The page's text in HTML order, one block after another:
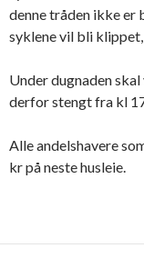
denne tråden ikke er
syklene vil bli
Under dugnaden
derfor stengt fra kl
Alle andelshavere
kr på neste husleie.